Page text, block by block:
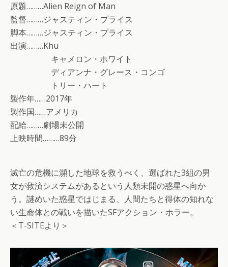
原題………Alien Reign of Man
監督………ジャスティン・プライス
脚本………ジャスティン・プライス
出演………Khu
キャメロン・ホワイト
ディアンナ・グレース・コンゴ
トリー・ハート
製作年……2017年
製作国……アメリカ
配給………劇場未公開
上映時間………89分
滅亡の危機に瀕した地球を救うべく、選ばれた3組の男
女が救済システムがあるという人類未開の惑星へ向か
う。謎めいた惑星ではじまる、人間たちと得体の知れな
い生命体との戦いを描いたSFアクション・ホラー。
＜T-SITEより＞